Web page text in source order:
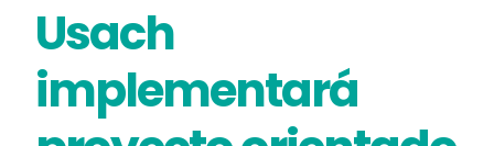
Usach
implementará